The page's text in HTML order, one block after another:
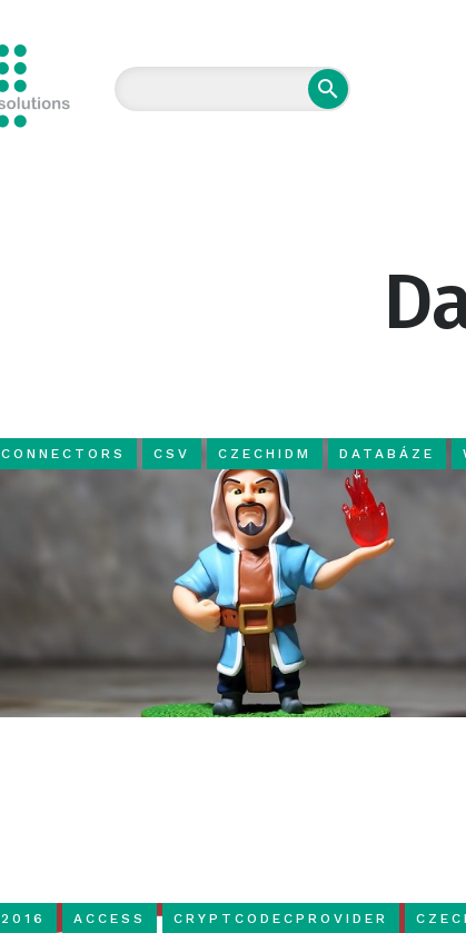
CONNECTORS CSV CZECHIDM DATABÁZE
2016 ACCESS CRYPTCODECPROVIDER